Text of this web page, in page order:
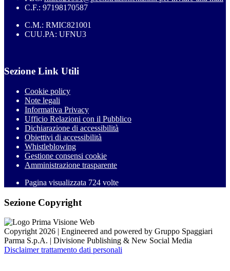
C.F.: 97198170587
C.M.: RMIC821001
CUU.PA: UFNU3
Sezione Link Utili
Cookie policy
Note legali
Informativa Privacy
Ufficio Relazioni con il Pubblico
Dichiarazione di accessibilità
Obiettivi di accessibilità
Whistleblowing
Gestione consensi cookie
Amministrazione trasparente
Pagina visualizzata 724 volte
Sezione Copyright
Copyright 2026 | Engineered and powered by Gruppo Spaggiari
Parma S.p.A. | Divisione Publishing & New Social Media
Disclaimer trattamento dati personali